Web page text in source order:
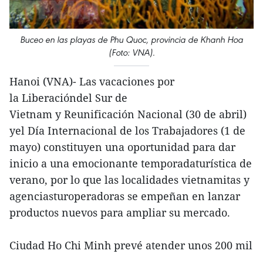
Buceo en las playas de Phu Quoc, provincia de Khanh Hoa
(Foto: VNA).
Hanoi (VNA)- Las vacaciones por
la Liberacióndel Sur de
Vietnam y Reunificación Nacional (30 de abril)
yel Día Internacional de los Trabajadores (1 de
mayo) constituyen una oportunidad para dar
inicio a una emocionante temporadaturística de
verano, por lo que las localidades vietnamitas y
agenciasturoperadoras se empeñan en lanzar
productos nuevos para ampliar su mercado.
Ciudad Ho Chi Minh prevé atender unos 200 mil